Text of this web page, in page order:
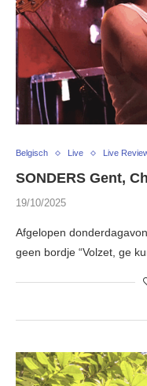
Belgisch Live Live
SONDERS Gent,
19/10/2025
Afgelopen
geen bordje “Volzet, ge